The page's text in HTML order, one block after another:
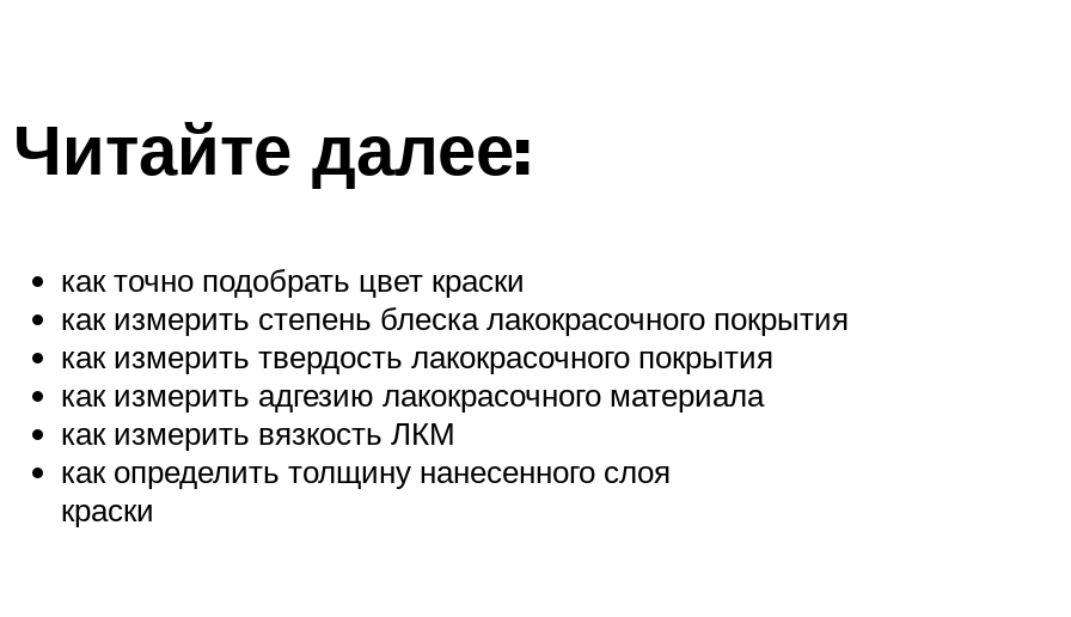
Читайте далее:
как точно подобрать цвет краски
как измерить степень блеска лакокрасочного покрытия
как измерить твердость лакокрасочного покрытия
как измерить адгезию лакокрасочного материала
как измерить вязкость ЛКМ
как определить толщину нанесенного слоя
краски